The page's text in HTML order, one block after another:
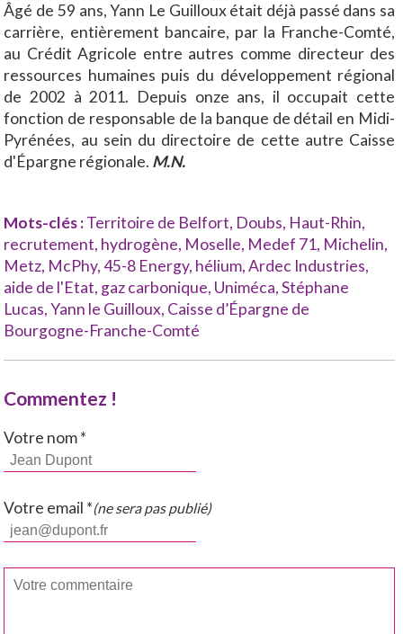
Âgé de 59 ans, Yann Le Guilloux était déjà passé dans sa
carrière, entièrement bancaire, par la Franche-Comté,
au Crédit Agricole entre autres comme directeur des
ressources humaines puis du développement régional
de 2002 à 2011. Depuis onze ans, il occupait cette
fonction de responsable de la banque de détail en Midi-
Pyrénées, au sein du directoire de cette autre Caisse
d'Épargne régionale. M.N.
Mots-clés :Territoire de Belfort, Doubs, Haut-Rhin,
recrutement, hydrogène, Moselle, Medef 71, Michelin,
Metz, McPhy,45-8 Energy, hélium,Ardec Industries,
aide de l'Etat, gaz carbonique, Uniméca,Stéphane
Lucas,Yann le Guilloux, Caisse d’Épargne de
Bourgogne-Franche-Comté
Commentez !
Votre nom *
Votre email *(ne sera pas publié)